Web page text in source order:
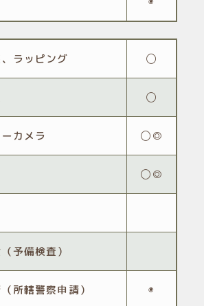
ラッピング ◯
◯
カメラ ◯◎
◯◎
予備検査）
所轄警察申請） ◉